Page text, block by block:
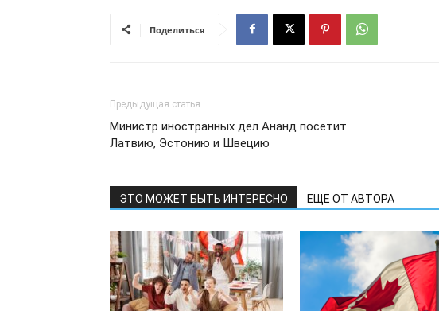
Поделиться
Предыдущая статья
Министр иностранных дел Ананд посетит
Латвию, Эстонию и Швецию
ЭТО МОЖЕТ БЫТЬ ИНТЕРЕСНО ЕЩЕ ОТ АВТОРА